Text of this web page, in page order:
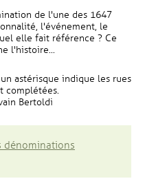
de l'une des 1647
l'événement, le
elle fait référence ? Ce
l'histoire...
un astérisque indique les rues
complétées.
Bertoldi
dénominations